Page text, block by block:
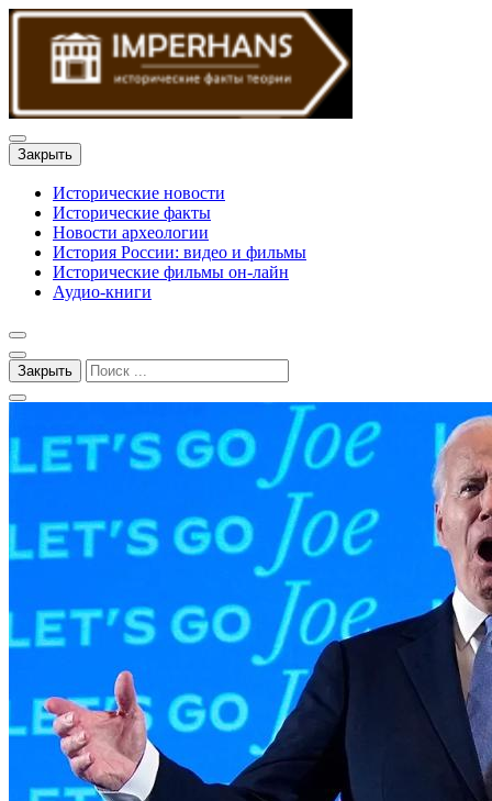
Закрыть
Исторические новости
Исторические факты
Новости археологии
История России: видео и фильмы
Исторические фильмы он-лайн
Аудио-книги
Закрыть